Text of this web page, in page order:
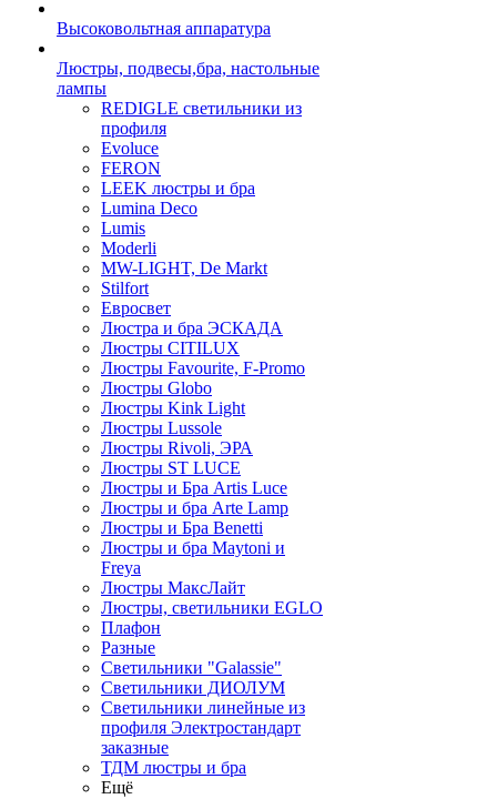
Высоковольтная аппаратура
Люстры, подвесы,бра, настольные
лампы
REDIGLE светильники из
профиля
Evoluce
FERON
LEEK люстры и бра
Lumina Deco
Lumis
Moderli
MW-LIGHT, De Markt
Stilfort
Евросвет
Люстра и бра ЭСКАДА
Люстры CITILUX
Люстры Favourite, F-Promo
Люстры Globo
Люстры Kink Light
Люстры Lussole
Люстры Rivoli, ЭРА
Люстры ST LUCE
Люстры и Бра Artis Luce
Люстры и бра Arte Lamp
Люстры и Бра Benetti
Люстры и бра Maytoni и
Freya
Люстры МаксЛайт
Люстры, светильники EGLO
Плафон
Разные
Светильники "Galassie"
Светильники ДИОЛУМ
Светильники линейные из
профиля Электростандарт
заказные
ТДМ люстры и бра
Ещё